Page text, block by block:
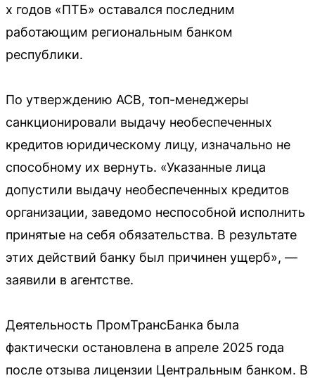
х годов «ПТБ» оставался последним
работающим региональным банком
республики.
По утверждению АСВ, топ-менеджеры
санкционировали выдачу необеспеченных
кредитов юридическому лицу, изначально не
способному их вернуть. «Указанные лица
допустили выдачу необеспеченных кредитов
организации, заведомо неспособной исполнить
принятые на себя обязательства. В результате
этих действий банку был причинен ущерб», —
заявили в агентстве.
Деятельность ПромТрансБанка была
фактически остановлена в апреле 2025 года
после отзыва лицензии Центральным банком. В